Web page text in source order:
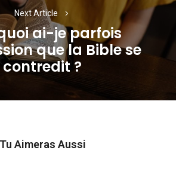
Next Article
Next
post:
ai-je parfois
que la Bible se
contredit ?
Tu Aimeras Aussi